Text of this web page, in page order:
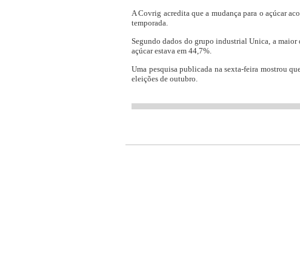
A Covrig acredita que a mudança para o açúcar
temporada.
Segundo dados do grupo industrial Unica, a maior
açúcar estava em 44,7%.
Uma pesquisa publicada na sexta-feira mostrou
eleições de outubro.